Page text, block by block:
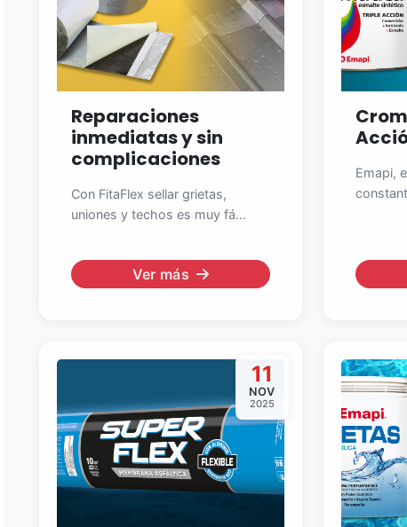
Reparaciones
inmediatas y sin
complicaciones
Con FitaFlex sellar grietas,
uniones y techos es muy fá...
Ver más
Emapi,
11
NOV
2025